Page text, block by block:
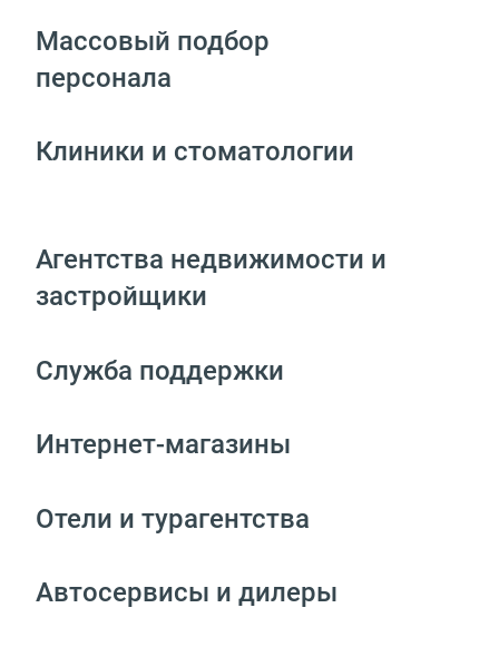
Массовый подбор
персонала
Клиники и стоматологии
Агентства недвижимости и
застройщики
Служба поддержки
Интернет-магазины
Отели и турагентства
Автосервисы и дилеры